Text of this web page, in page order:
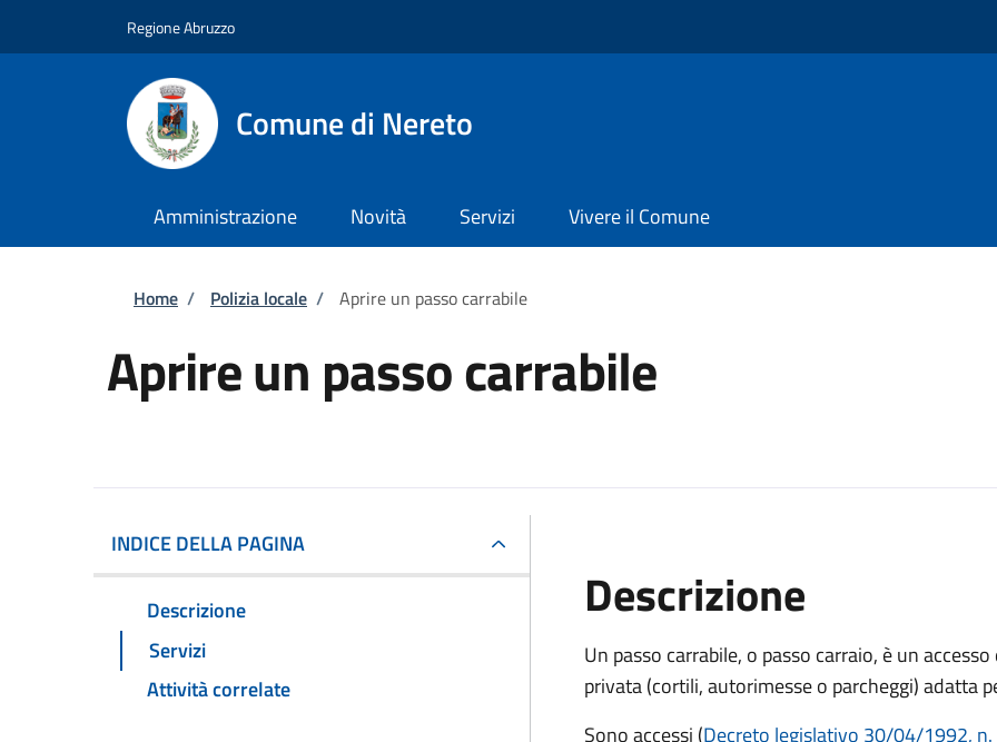
Regione Abruzzo
Comune di Nereto
Amministrazione Novità Servizi Vivere il Comune
Briciole di pane
Home / Polizia locale / Aprire un passo carrabile
Aprire un passo carrabile
INDICE DELLA PAGINA
Descrizione
Servizi
Attività correlate
Descrizione
Un passo carrabile, o passo carraio, è un
privata (cortili, autorimesse o parcheggi) adatta
Sono accessi (Decreto legislativo 30/04/1992,